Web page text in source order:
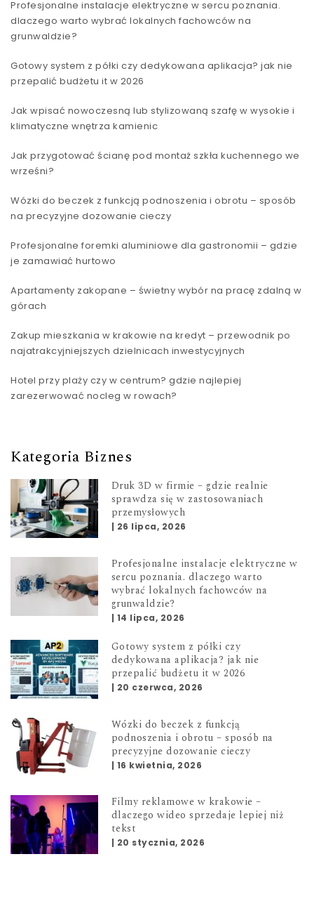
Profesjonalne instalacje elektryczne w sercu poznania.
dlaczego warto wybrać lokalnych fachowców na
grunwaldzie?
Gotowy system z półki czy dedykowana aplikacja? jak nie
przepalić budżetu it w 2026
Jak wpisać nowoczesną lub stylizowaną szafę w wysokie i
klimatyczne wnętrza kamienic
Jak przygotować ścianę pod montaż szkła kuchennego we
wrześni?
Wózki do beczek z funkcją podnoszenia i obrotu – sposób
na precyzyjne dozowanie cieczy
Profesjonalne foremki aluminiowe dla gastronomii – gdzie
je zamawiać hurtowo
Apartamenty zakopane – świetny wybór na pracę zdalną w
górach
Zakup mieszkania w krakowie na kredyt – przewodnik po
najatrakcyjniejszych dzielnicach inwestycyjnych
Hotel przy plaży czy w centrum? gdzie najlepiej
zarezerwować nocleg w rowach?
Kategoria Biznes
Druk 3D w firmie – gdzie realnie
sprawdza się w zastosowaniach
przemysłowych
| 26 lipca, 2026
Profesjonalne instalacje elektryczne w
sercu poznania. dlaczego warto
wybrać lokalnych fachowców na
grunwaldzie?
| 14 lipca, 2026
Gotowy system z półki czy
dedykowana aplikacja? jak nie
przepalić budżetu it w 2026
| 20 czerwca, 2026
Wózki do beczek z funkcją
podnoszenia i obrotu – sposób na
precyzyjne dozowanie cieczy
| 16 kwietnia, 2026
Filmy reklamowe w krakowie –
dlaczego wideo sprzedaje lepiej niż
tekst
| 20 stycznia, 2026